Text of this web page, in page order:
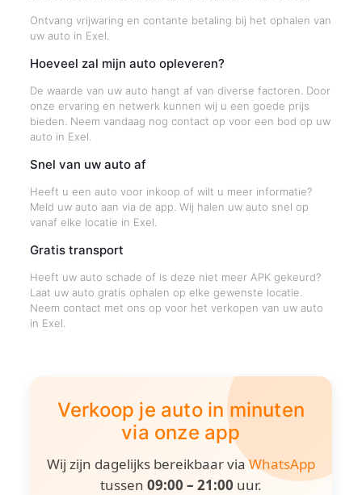
Ontvang vrijwaring en contante betaling bij het ophalen van
uw auto in Exel.
Hoeveel zal mijn auto opleveren?
De waarde van uw auto hangt af van diverse factoren. Door
onze ervaring en netwerk kunnen wij u een goede prijs
bieden. Neem vandaag nog contact op voor een bod op uw
auto in Exel.
Snel van uw auto af
Heeft u een auto voor inkoop of wilt u meer informatie?
Meld uw auto aan via de app. Wij halen uw auto snel op
vanaf elke locatie in Exel.
Gratis transport
Heeft uw auto schade of is deze niet meer APK gekeurd?
Laat uw auto gratis ophalen op elke gewenste locatie.
Neem contact met ons op voor het verkopen van uw auto
in Exel.
Verkoop je auto in minuten
via onze app
Wij zijn dagelijks bereikbaar viaWhatsApp
tussen 09:00 – 21:00 uur.